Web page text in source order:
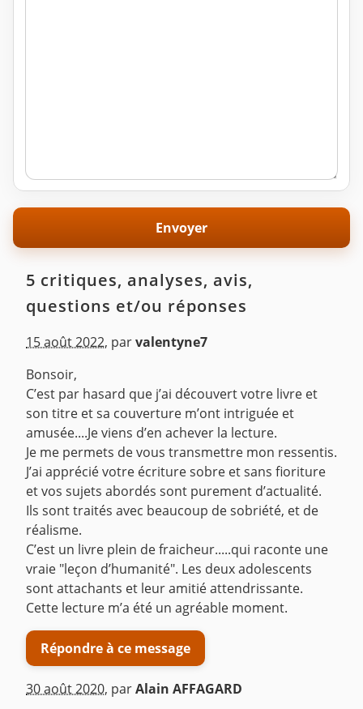
5 critiques, analyses, avis,
questions et/ou réponses
15 août 2022, parvalentyne7
Bonsoir,
C’est par hasard que j’ai découvert votre livre et
son titre et sa couverture m’ont intriguée et
amusée....Je viens d’en achever la lecture.
Je me permets de vous transmettre mon ressentis.
J’ai apprécié votre écriture sobre et sans fioriture
et vos sujets abordés sont purement d’actualité.
Ils sont traités avec beaucoup de sobriété, et de
réalisme.
C’est un livre plein de fraicheur.....qui raconte une
vraie "leçon d’humanité". Les deux adolescents
sont attachants et leur amitié attendrissante.
Cette lecture m’a été un agréable moment.
Répondre à ce message
30 août 2020, parAlain AFFAGARD